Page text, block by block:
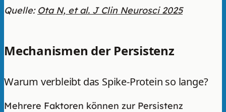
Quelle: Ota N, et al. J Clin Neurosci 2025
Mechanismen der Persistenz
Warum verbleibt das Spike-Protein so lange?
Mehrere Faktoren können zur Persistenz